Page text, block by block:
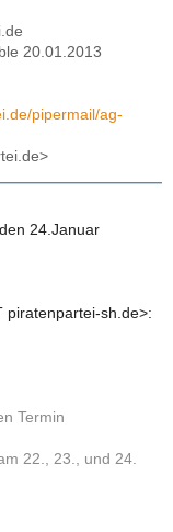
20.01.2013
pipermail/ag-
24.Januar
piratenpartei-sh.de>:
Termin
22., 23., und 24.